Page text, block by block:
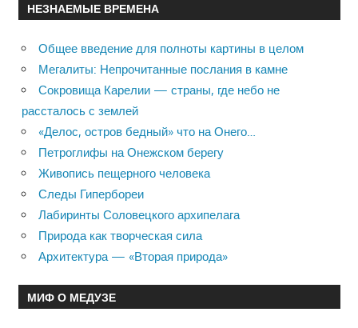
НЕЗНАЕМЫЕ ВРЕМЕНА
Общее введение для полноты картины в целом
Мегалиты: Непрочитанные послания в камне
Сокровища Карелии — страны, где небо не
рассталось с землей
«Делос, остров бедный» что на Онего…
Петроглифы на Онежском берегу
Живопись пещерного человека
Следы Гипербореи
Лабиринты Соловецкого архипелага
Природа как творческая сила
Архитектура — «Вторая природа»
МИФ О МЕДУЗЕ